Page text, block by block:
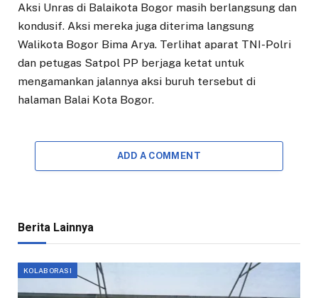
Aksi Unras di Balaikota Bogor masih berlangsung dan
kondusif. Aksi mereka juga diterima langsung
Walikota Bogor Bima Arya. Terlihat aparat TNI-Polri
dan petugas Satpol PP berjaga ketat untuk
mengamankan jalannya aksi buruh tersebut di
halaman Balai Kota Bogor.
ADD A COMMENT
Berita Lainnya
KOLABORASI